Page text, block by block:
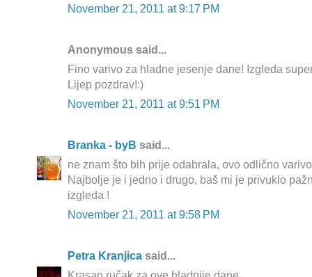
November 21, 2011 at 9:17 PM
Anonymous said...
Fino varivo za hladne jesenje dane! Izgleda
Lijep pozdrav!:)
November 21, 2011 at 9:51 PM
Branka - byB said...
ne znam što bih prije odabrala, ovo odlično
Najbolje je i jedno i drugo, baš mi je privuklo
izgleda !
November 21, 2011 at 9:58 PM
Petra Kranjica said...